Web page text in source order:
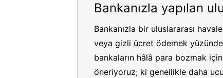
Bankanızla yapılan
Bankanızla bir uluslararası
veya gizli ücret ödemek
bankaların hâlâ para bozmak
öneriyoruz; ki genellikle daha